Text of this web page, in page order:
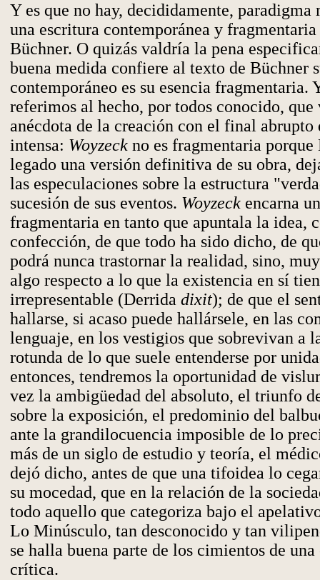
Y es que no hay, decididamente, paradigma
una escritura contemporánea y
Büchner. O quizás valdría la pena
buena medida confiere al texto de Büchner
contemporáneo es su esencia fragmentaria.
referimos al hecho, por todos conocido,
anécdota de la creación con el final abrupto
intensa: Woyzeck no es fragmentaria porque
legado una versión definitiva de su obra,
las especulaciones sobre la estructura
sucesión de sus eventos. Woyzeck encarna
fragmentaria en tanto que apuntala la idea,
confección, de que todo ha sido dicho, de
podrá nunca trastornar la realidad, sino,
algo respecto a lo que la existencia en sí
irrepresentable (Derrida dixit); de que el
hallarse, si acaso puede hallársele, en las
lenguaje, en los vestigios que sobrevivan a
rotunda de lo que suele entenderse por
entonces, tendremos la oportunidad de
vez la ambigüedad del absoluto, el triunfo
sobre la exposición, el predominio del
ante la grandilocuencia imposible de lo
más de un siglo de estudio y teoría, el
dejó dicho, antes de que una tifoidea lo
su mocedad, que en la relación de la
todo aquello que categoriza bajo el
Lo Minúsculo, tan desconocido y tan
se halla buena parte de los cimientos de
crítica.